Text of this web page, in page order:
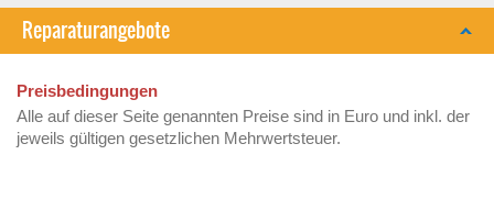
Reparaturangebote
Preisbedingungen
Alle auf dieser Seite genannten Preise sind in Euro und inkl. der
jeweils gültigen gesetzlichen Mehrwertsteuer.